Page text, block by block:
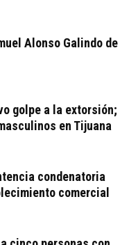
Alonso Galindo de
golpe a la extorsión;
en Tijuana
condenatoria
comercial